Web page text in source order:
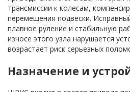
трансмиссии к колесам,
перемещения подвески.
плавное руление и стабильную
износе этого узла нарушается
возрастает риск серьезных
Назначение и